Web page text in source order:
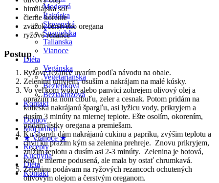
Moderná
Rakúska
Slovenská
Španielska
Talianska
Vianoce
Diéta
Vegánska
Vegetariánska
Bezlepková
Bezlaktózová
Kontakt
Domov
Môj príbeh
★ Vianoce ★
Recepty
Kuchyňa
Diéta
Kontakt
himalájska soľ
čierne korenie
zväzok čerstvého oregana
ryžové rezance
Postup
Ryžové rezance uvarím podľa návodu na obale.
Zeleninu umyjem, osuším a nakrájam na malé kúsky.
Vo veľkom woku alebo panvici zohrejem olivový olej a
opražím na ňom cibuľu, zeler a cesnak. Potom pridám na
kolieska nakrájanú špargľu, asi lyžicu vody, prikryjem a
dusím 3 minúty na miernej teplote. Ešte osolím, okorením,
pridám lístky oregana a premiešam.
Ku špargli dám nakrájanú cukinu a papriku, zvýšim teplotu a
chvíľku pražím kým sa zelenina prehreje. Znovu prikryjem,
znížim teplotu a dusím asi 2-3 minúty. Zelenina je hotová,
keď je mierne podusená, ale mala by ostať chrumkavá.
Zeleninu podávam na ryžových rezancoch ochutených
olivovým olejom a čerstvým oreganom.